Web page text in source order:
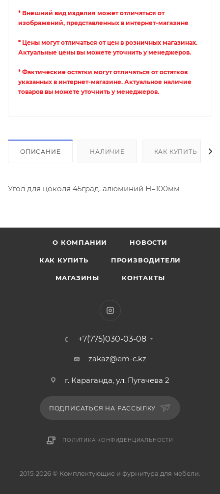
* Внешний вид изделия может отличаться от
изображений, представленных в интернет-магазине
* Цены могут отличаться от цен в розничных магазинах.
Актуальные цены вы можете уточнить у менеджеров.
* Фактические остатки могут отличаться от остатков
указанных в интернет-магазине. Актуальное наличие
товаров вы можете уточнить у менеджеров.
ОПИСАНИЕ НАЛИЧИЕ КАК КУПИТЬ
Угол для цоколя 45град. алюминий Н=100мм
О КОМПАНИИ НОВОСТИ
КАК КУПИТЬ ПРОИЗВОДИТЕЛИ
МАГАЗИНЫ КОНТАКТЫ
+7(775)030-03-08
zakaz@em-c.kz
г. Караганда, ул. Пугачева 2
ПОДПИСАТЬСЯ НА РАССЫЛКУ
ПОЛИТИКА КОНФИДЕНЦИАЛЬНОСТИ
2015-2026 © Комплектующие и фурнитура для мебели.